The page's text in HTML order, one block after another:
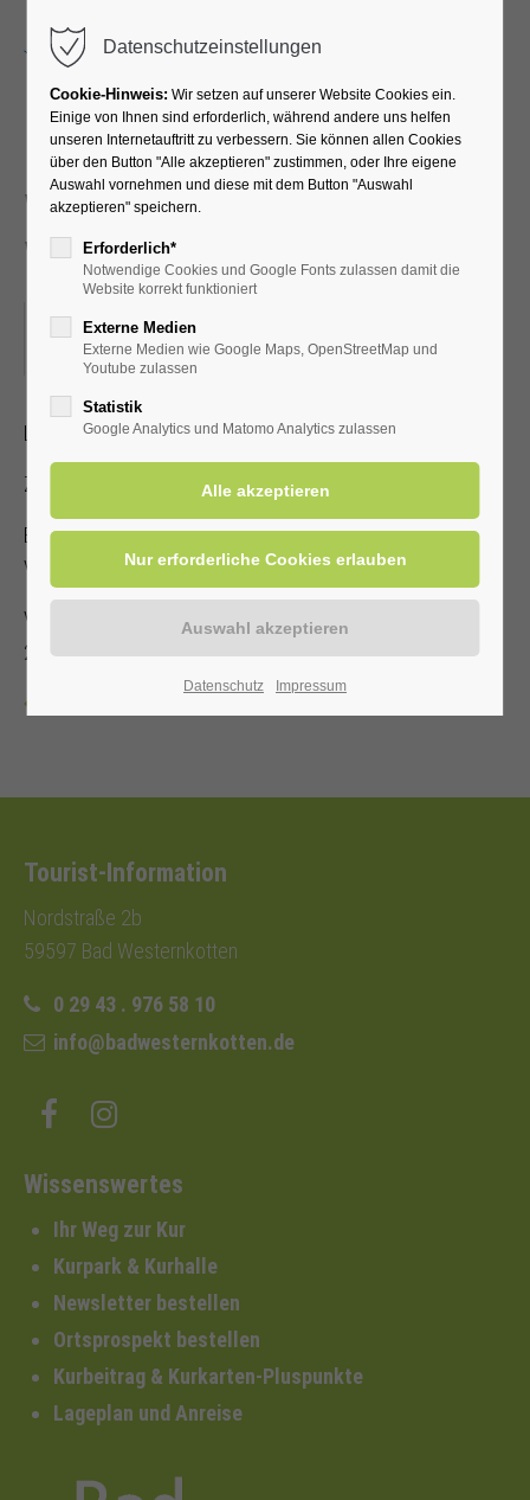
Neues und
Wissenswertes über Bad
Westernkotten
09.10.2023, 15:00
ORT: KURHALLE
Lichtbildervortrag zum Heilbad für Jedermann
Zutritt mit gültiger Kur- /Einwohnerkarte
Es steht nur eine begrenzte Anzahl an Sitzplätzen zur
Verfügung!
Veranstalter: Kurverwaltung Bad Westernkotten, Telefon: 0
29 43 . 976 58 10
Tourist-Information
Nordstraße 2b
59597 Bad Westernkotten
0 29 43 . 976 58 10
info@badwesternkotten.de
Wissenswertes
Ihr Weg zur Kur
Kurpark & Kurhalle
Newsletter bestellen
Ortsprospekt bestellen
Kurbeitrag & Kurkarten-Pluspunkte
Lageplan und Anreise
Datenschutzeinstellungen
Cookie-Hinweis: Wir setzen auf unserer Website Cookies ein.
Einige von Ihnen sind erforderlich, während andere uns helfen
unseren Internetauftritt zu verbessern. Sie können allen Cookies
über den Button "Alle akzeptieren" zustimmen, oder Ihre eigene
Auswahl vornehmen und diese mit dem Button "Auswahl
akzeptieren" speichern.
Erforderlich*
Notwendige Cookies und Google Fonts zulassen damit die
Website korrekt funktioniert
Externe Medien
Externe Medien wie Google Maps, OpenStreetMap und
Youtube zulassen
Statistik
Google Analytics und Matomo Analytics zulassen
Datenschutz Impressum